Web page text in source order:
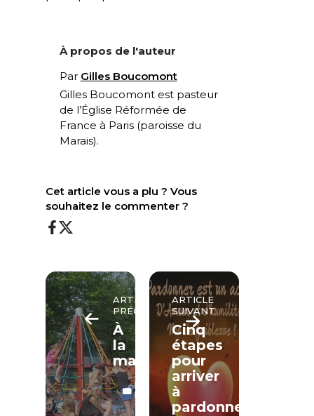
À propos de l'auteur
Par Gilles Boucomont
Gilles Boucomont est pasteur
de l’Église Réformée de
France à Paris (paroisse du
Marais).
Cet article vous a plu ? Vous
souhaitez le commenter ?
ARTICLE
PRÉCÉDENT
À
la
maternelle
LECTURE
LIBRE
ARTICLE
SUIVANT
Cinq
étapes
pour
arriver
à
pardonner